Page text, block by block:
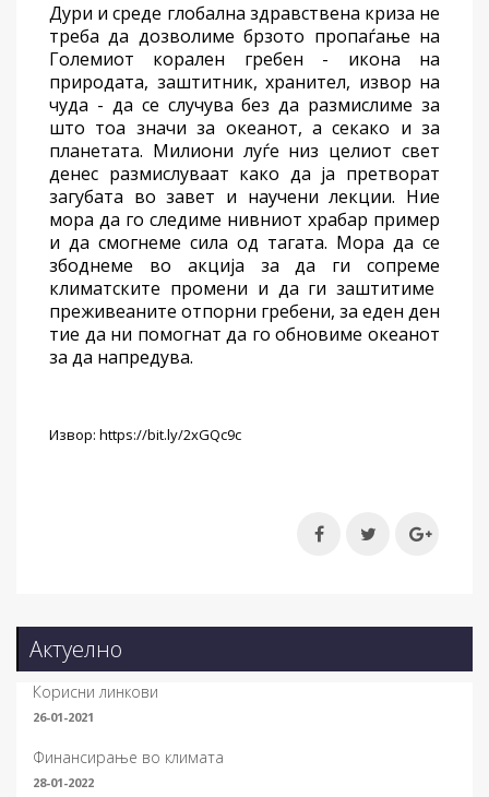
Дури и среде глобална здравствена криза не
треба да дозволиме брзото пропаѓање на
Големиот корален гребен - икона на
природата, заштитник, хранител, извор на
чуда - да се случува без да размислиме за
што тоа значи за океанот, а секако и за
планетата. Милиони луѓе низ целиот свет
денес размислуваат како да ја претворат
загубата возавет и научени лекции. Ние
мора да го следиме нивниот храбар пример
и да смогнеме сила од тагата. Мора да се
збоднеме во акција зада гисопреме
климатските промени и да ги заштитиме
преживеаните отпорни гребени, за еден ден
тие да ни помогнат да го обновиме океанот
за да напредува.
Извор: https://bit.ly/2xGQc9c
Актуелно
Корисни линкови
26-01-2021
Финансирање во климата
28-01-2022